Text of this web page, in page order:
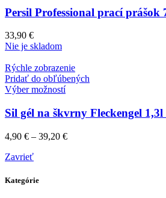
Persil Professional prací
33,90 €
Nie je skladom
Rýchle zobrazenie
Pridať do obľúbených
Výber možností
Sil gél na škvrny Fleckengel 1,3l
4,90 € – 39,20 €
Zavrieť
Kategórie